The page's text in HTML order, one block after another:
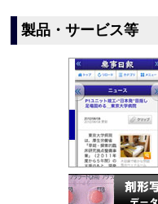
製品・サービス等